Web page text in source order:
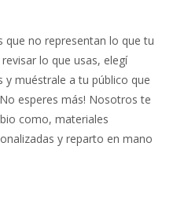
que no representan lo que tu
lo que usas, elegí
y muéstrale a tu público que
esperes más! Nosotros te
como, materiales
y reparto en mano